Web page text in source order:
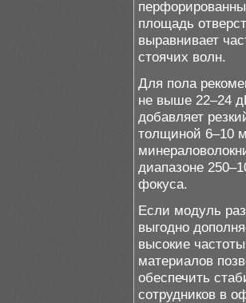
площадь
выравнивает
стоячих волн.
Для пола
не выше 22–24
добавляет
толщиной 6–10
диапазоне
фокуса.
Если модуль
выгодно
высокие
материалов
обеспечить
сотрудников в